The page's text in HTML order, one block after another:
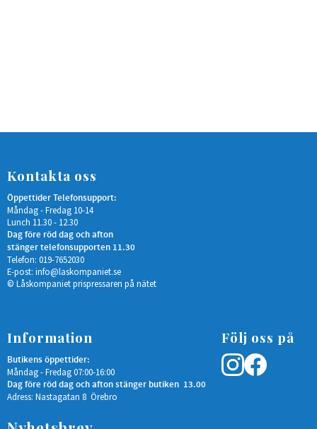
Kontakta oss
Öppettider Telefonsupport:
Måndag - Fredag 10-14
Lunch 11.30 - 12.30
Dag före röd dag och afton
stänger telefonsupporten 11.30
Telefon: 019-7652030
E-post: info@laskompaniet.se
© Låskompaniet prispressaren på nätet
Information
Butikens öppettider:
Måndag - Fredag 07:00-16:00
Dag före röd dag och afton stänger butiken 13.00
Adress: Nastagatan 8 Örebro
Följ oss på